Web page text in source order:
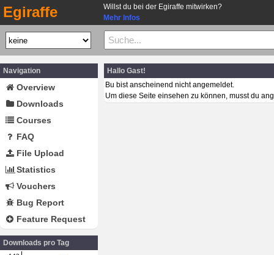
Egiraffe
Willst du bei der Egiraffe mitwirken?
Mehr Infos
Navigation
Overview
Downloads
Courses
FAQ
File Upload
Statistics
Vouchers
Bug Report
Feature Request
Downloads pro Tag
Hallo Gast!
Bu bist anscheinend nicht angemeldet.
Um diese Seite einsehen zu können, musst du